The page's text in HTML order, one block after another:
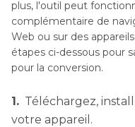
Conclusion
plus, l'outil peut
complémentaire de
Web ou sur des
étapes ci-dessous pour
pour la conversion.
1. Téléchargez,
votre appareil.